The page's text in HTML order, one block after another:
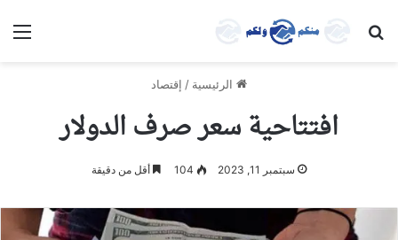
بحث عن
الرئيسية / إقتصاد
افتتاحية سعر صرف الدولار
سبتمبر 11, 2023 104 أقل من دقيقة